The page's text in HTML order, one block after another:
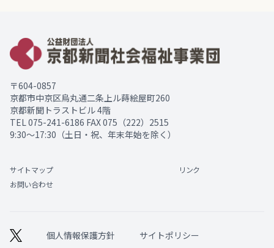
〒604-0857
京都市中京区烏丸通二条上ル蒔絵屋町260
京都新聞トラストビル 4階
TEL075-241-6186 FAX 075（222）2515
9:30～17:30（土日・祝、年末年始を除く）
サイトマップ
リンク
お問い合わせ
個人情報保護方針 サイトポリシー